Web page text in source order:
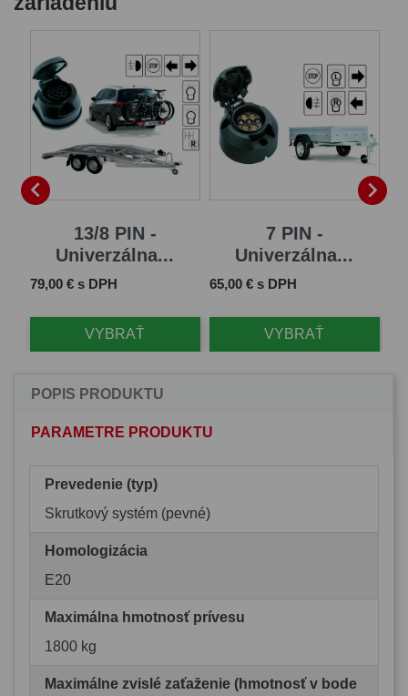

13/8 PIN -
Univerzálna...
Cena
79,00 € s DPH
VYBRAŤ
7 PIN -
Univerzálna...
Cena
65,00 € s DPH
VYBRAŤ

POPIS PRODUKTU
PARAMETRE PRODUKTU
Prevedenie (typ)
Skrutkový systém (pevné)
Homologizácia
E20
Maximálna hmotnosť prívesu
1800 kg
Maximálne zvislé zaťaženie (hmotnosť v bode